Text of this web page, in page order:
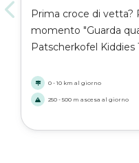
Prima croce di vetta?
momento "Guarda
Patscherkofel Kiddies
puro fascino tirolese,
brevi e gestibili e una
schermi con scene di
0 - 10 km al giorno
250 - 500 m ascesa al giorno